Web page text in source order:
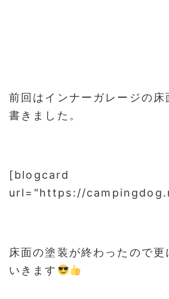
前回はインナーガレージの床
書きました。
[blogcard
url="https://
床面の塗装が終わったので更
いきます